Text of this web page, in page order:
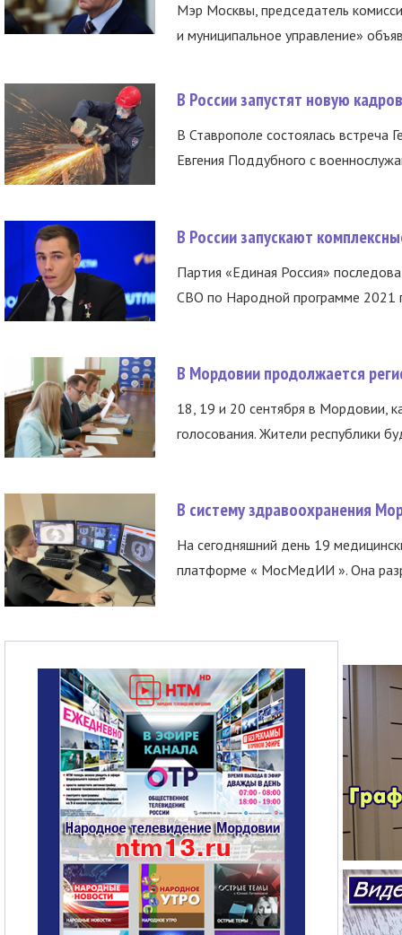
Мэр Москвы, председатель
и муниципальное управление»
В России запустят новую
В Ставрополе состоялась встреча
Евгения Поддубного с
В России запускают
Партия «Единая Россия»
СВО по Народной программе 2021
В Мордовии продолжается
18, 19 и 20 сентября в Мордовии,
голосования. Жители республики
В систему здравоохранения
На сегодняшний день 19
платформе « МосМедИИ ». Она